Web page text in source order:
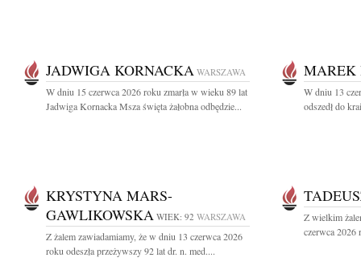
JADWIGA KORNACKA WARSZAWA
W dniu 15 czerwca 2026 roku zmarła w wieku 89 lat
Jadwiga Kornacka Msza święta żałobna odbędzie...
MAREK
W dniu 13
odszedł do
KRYSTYNA MARS-
GAWLIKOWSKA WIEK: 92 WARSZAWA
Z żalem zawiadamiamy, że w dniu 13 czerwca 2026
roku odeszła przeżywszy 92 lat dr. n. med....
Z wielkim
czerwca 2026